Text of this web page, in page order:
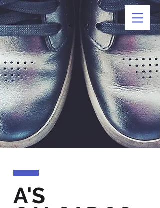
A'S